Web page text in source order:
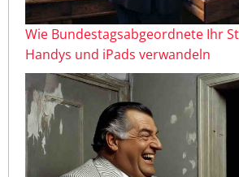
Wie Bundestagsabgeordnete Ihr
Handys und iPads verwandeln